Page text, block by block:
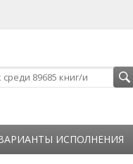
ИСПОЛНЕНИЯ